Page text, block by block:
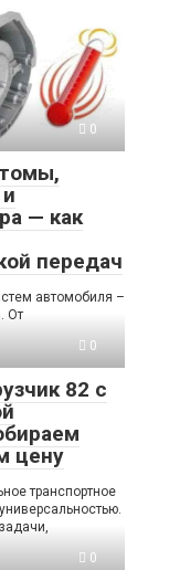
0
— как
передач
автомобиля –
От
0
82 с
цену
транспортное
0